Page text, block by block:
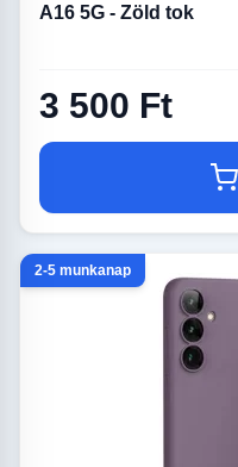
A16 5G - Zöld tok
3 500 Ft
2-5 munkanap